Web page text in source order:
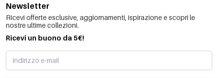
Newsletter
Ricevi offerte esclusive, aggiornamenti, ispirazione e scopri le
nostre ultime collezioni.
Ricevi un buono da 5€!